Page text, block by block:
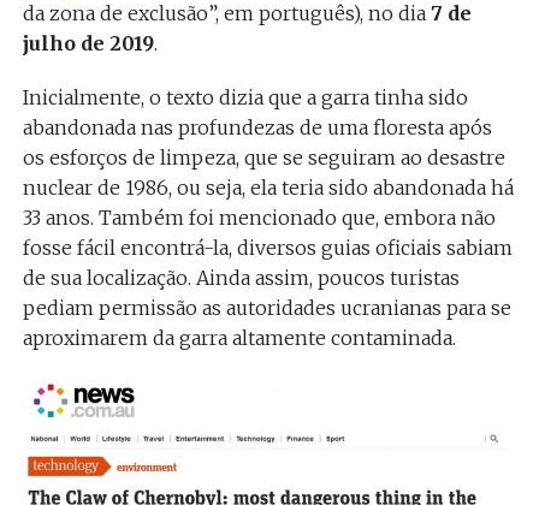
da zona de exclusão”, em português), no dia 7 de
julho de 2019.
Inicialmente, o texto dizia que a garra tinha sido
abandonada nas profundezas de uma floresta após
os esforços de limpeza, que se seguiram ao desastre
nuclear de 1986, ou seja, ela teria sido abandonada há
33 anos. Também foi mencionado que, embora não
fosse fácil encontrá-la, diversos guias oficiais sabiam
de sua localização. Ainda assim, poucos turistas
pediam permissão as autoridades ucranianas para se
aproximarem da garra altamente contaminada.